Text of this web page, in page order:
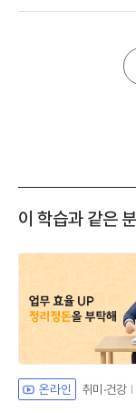
이 학습과 같은
온라인 취미·건강